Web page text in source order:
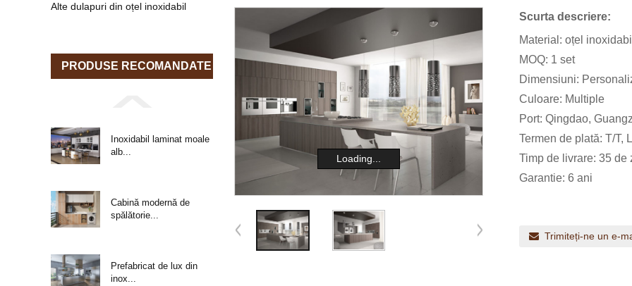
Alte dulapuri din oțel inoxidabil
PRODUSE RECOMANDATE
Inoxidabil laminat moale
alb...
Cabină modernă de
spălătorie...
Prefabricat de lux din
inox...
Loading...
Scurta descriere:
Material: oțel
MOQ: 1 set
Dimensiuni:
Culoare: Multiple
Port: Qingdao,
Termen de plată: T/T,
Timp de livrare: 35
Garantie: 6 ani
Trimiteți-ne un e-